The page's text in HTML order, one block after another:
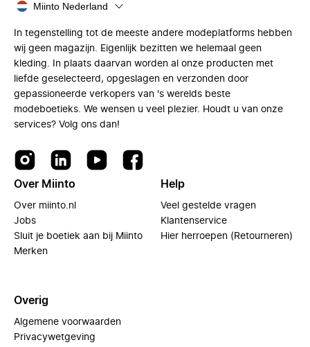
Miinto Nederland
In tegenstelling tot de meeste andere modeplatforms hebben
wij geen magazijn. Eigenlijk bezitten we helemaal geen
kleding. In plaats daarvan worden al onze producten met
liefde geselecteerd, opgeslagen en verzonden door
gepassioneerde verkopers van 's werelds beste
modeboetieks. We wensen u veel plezier. Houdt u van onze
services? Volg ons dan!
Over Miinto
Over miinto.nl
Jobs
Sluit je boetiek aan bij Miinto
Merken
Help
Veel gestelde vragen
Klantenservice
Hier herroepen (Retourneren)
Overig
Algemene voorwaarden
Privacywetgeving